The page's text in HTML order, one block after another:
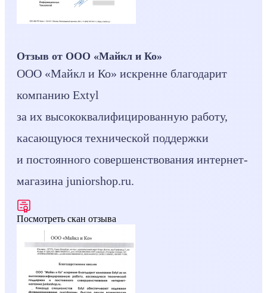
Отзыв от ООО «Майкл и Ко»
ООО «Майкл и Ко» искренне благодарит
компанию Extyl
за их высококвалифицированную работу,
касающуюся технической поддержки
и постоянного совершенствования интернет-
магазина juniorshop.ru.
Посмотреть скан отзыва